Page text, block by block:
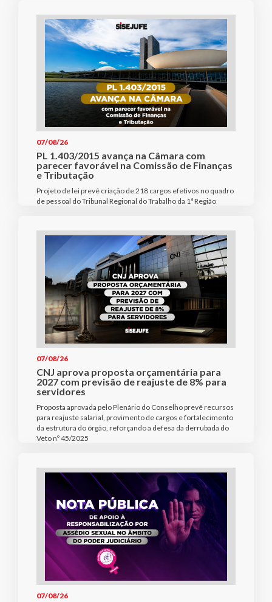
07/08/26
PL 1.403/2015 avança na Câmara com
parecer favorável na Comissão de Finanças
e Tributação
Projeto de lei prevê criação de 218 cargos efetivos no quadro
de pessoal do Tribunal Regional do Trabalho da 1ª Região
07/08/26
CNJ aprova proposta orçamentária para
2027 com previsão de reajuste de 8% para
servidores
Proposta aprovada pelo Plenário do Conselho prevê recursos
para reajuste salarial, provimento de cargos e fortalecimento
da estrutura do órgão, reforçando a defesa da derrubada do
Veto nº 45/2025
07/08/26